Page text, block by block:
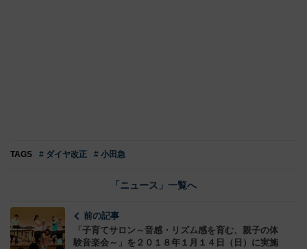
TAGS # ダイヤ改正 # 小田急
「ニュース」一覧へ
前の記事
「子育てサロン～音感・リズム感を育む、親子の体
験音楽会～」を２０１８年１月１４日（日）に実施